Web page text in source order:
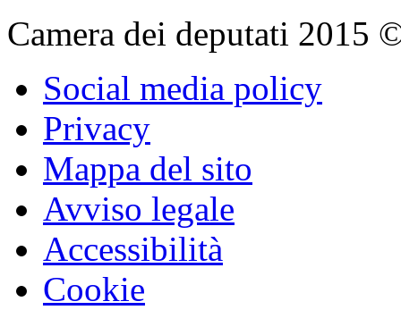
Camera dei deputati
Social media policy
Privacy
Mappa del sito
Avviso legale
Accessibilità
Cookie